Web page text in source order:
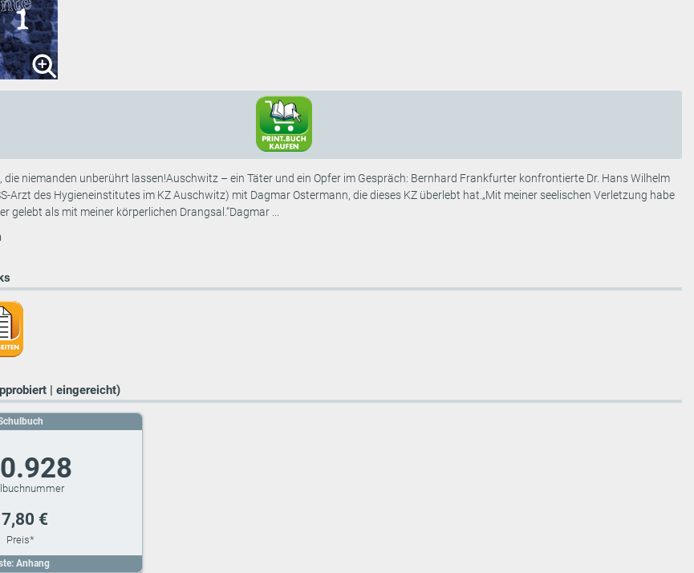
die niemanden unberührt lassen!Auschwitz – ein Täter und ein Opfer im Gespräch: Bernhard Frankfurter konfrontierte Dr. Hans Wilhelm
Arzt des Hygieneinstitutes im KZ Auschwitz) mit Dagmar Ostermann, die dieses KZ überlebt hat.„Mit meiner seelischen Verletzung habe
gelebt als mit meiner körperlichen Drangsal.“Dagmar ...
| eingereicht)
Anhang
€